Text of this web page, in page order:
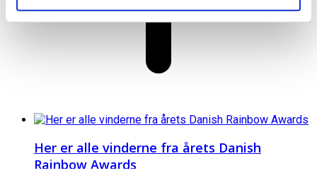
Her er alle vinderne fra årets Danish
Rainbow Awards